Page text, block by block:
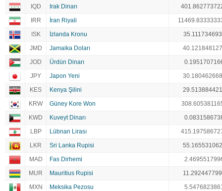
IQD
Irak Dinarı
IRR
İran Riyali
ISK
İzlanda Kronu
JMD
Jamaika Doları
JOD
Ürdün Dinarı
JPY
Japon Yeni
KES
Kenya Şilini
KRW
Güney Kore Won
KWD
Kuveyt Dinarı
LBP
Lübnan Lirası
LKR
Sri Lanka Rupisi
MAD
Fas Dirhemi
MUR
Mauritius Rupisi
MXN
Meksika Pezosu